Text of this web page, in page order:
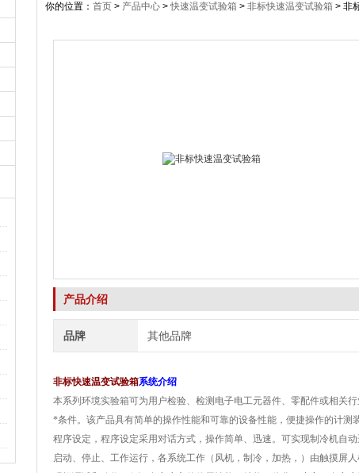
你的位置： 首页 > 产品中心 >快速温变试验箱 > 非标快速温变试验箱 > 非
产品介绍
品牌 其他品牌
非标快速温变试验箱系统介绍
本系列环境实验箱可为用户检验、检测电子电工元器件、零配件或
*条件。该产品具有简单的操作性能和可靠的设备性能，便捷操作的计测装
程序设定，程序设定采用对话方式，操作简单、迅速。可实现制冷
启动、停止、工作运行，各系统工作（风机，制冷，加热，）由